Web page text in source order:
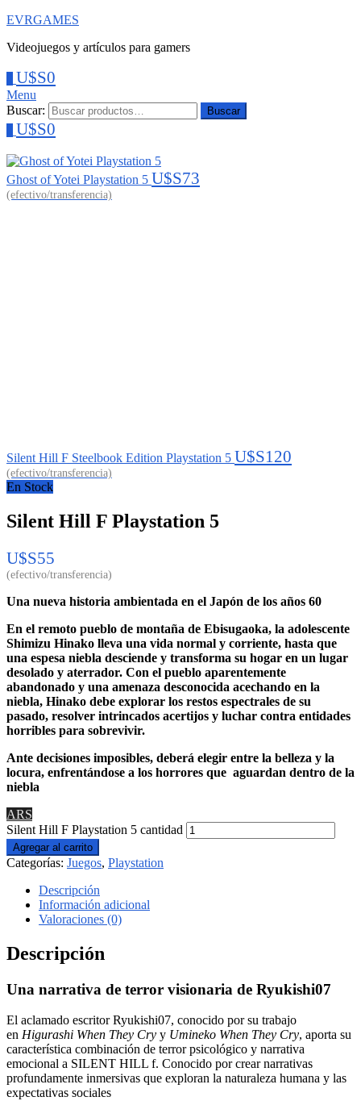
EVRGAMES
Videojuegos y artículos para gamers
U$S0
Menu
Buscar:
Buscar
U$S0
Ghost of Yotei Playstation 5 U$S73
Silent Hill F Steelbook Edition Playstation 5 U$S120
En Stock
Silent Hill F Playstation 5
U$S55
Una nueva historia ambientada en el Japón de los años 60
En el remoto pueblo de montaña de Ebisugaoka, la adolescente
Shimizu Hinako lleva una vida normal y corriente, hasta que
una espesa niebla desciende y transforma su hogar en un lugar
desolado y aterrador. Con el pueblo aparentemente
abandonado y una amenaza desconocida acechando en la
niebla, Hinako debe explorar los restos espectrales de su
pasado, resolver intrincados acertijos y luchar contra entidades
horribles para sobrevivir.
Ante decisiones imposibles, deberá elegir entre la belleza y la
locura, enfrentándose a los horrores que aguardan dentro de la
niebla
ARS
Silent Hill F Playstation 5 cantidad
Agregar al carrito
Categorías: Juegos, Playstation
Descripción
Información adicional
Valoraciones (0)
Descripción
Una narrativa de terror visionaria de Ryukishi07
El aclamado escritor Ryukishi07, conocido por su trabajo
en Higurashi When They Cry y Umineko When They Cry, aporta su
característica combinación de terror psicológico y narrativa
emocional a SILENT HILL f. Conocido por crear narrativas
profundamente inmersivas que exploran la naturaleza humana y las
expectativas sociales